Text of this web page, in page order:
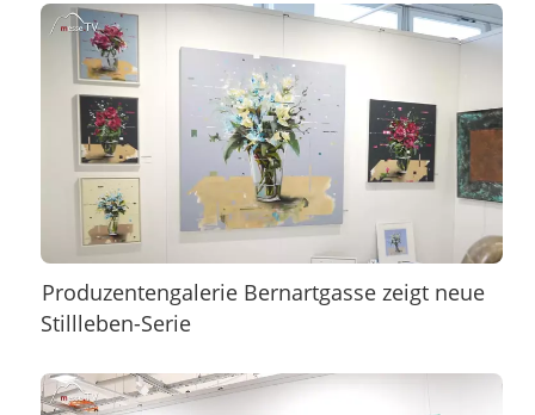
Produzentengalerie Bernartgasse zeigt neue
Stillleben-Serie